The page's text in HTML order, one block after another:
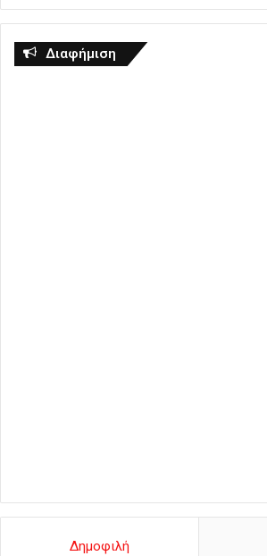
Διαφήμιση
Δημοφιλή